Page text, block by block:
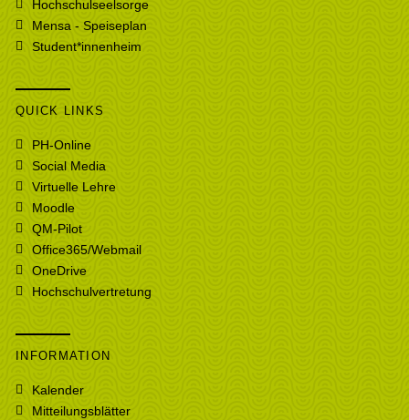
Hochschulseelsorge
Mensa - Speiseplan
Student*innenheim
QUICK LINKS
PH-Online
Social Media
Virtuelle Lehre
Moodle
QM-Pilot
Office365/Webmail
OneDrive
Hochschulvertretung
INFORMATION
Kalender
Mitteilungsblätter